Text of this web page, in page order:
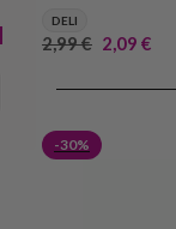
DELI
2,99€ 2,09 €
-30%